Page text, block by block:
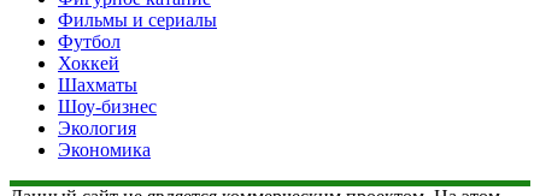
Фильмы и сериалы
Футбол
Хоккей
Шахматы
Шоу-бизнес
Экология
Экономика